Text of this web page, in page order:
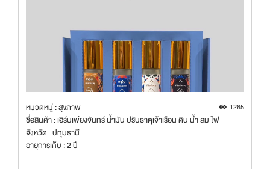
หมวดหมู่ : สุขภาพ 1265
ชื่อสินค้า : เฮิร์บเพียงจันทร์ น้ำมัน ปรับธาตุเจ้าเรือน ดิน น้ำ ลม ไฟ
จังหวัด : ปทุมธานี
อายุการเก็บ : 2 ปี